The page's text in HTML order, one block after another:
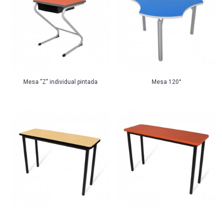
Mesa "Z" individual pintada Mesa 120°